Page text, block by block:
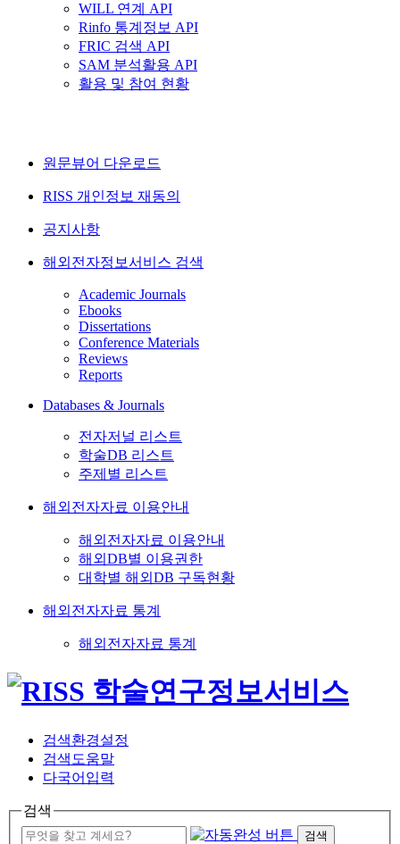
WILL 연계 API
Rinfo 통계정보 API
FRIC 검색 API
SAM 분석활용 API
활용 및 참여 현황
원문뷰어 다운로드
RISS 개인정보 재동의
공지사항
해외전자정보서비스 검색
Academic Journals
Ebooks
Dissertations
Conference Materials
Reviews
Reports
Databases & Journals
전자저널 리스트
학술DB 리스트
주제별 리스트
해외전자자료 이용안내
해외전자자료 이용안내
해외DB별 이용권한
대학별 해외DB 구독현황
해외전자자료 통계
해외전자자료 통계
검색환경설정
검색도움말
다국어입력
검색
검색